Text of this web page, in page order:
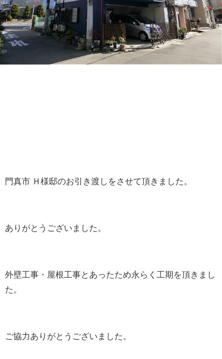
門真市 Ｈ様邸のお引き渡しをさせて頂きました。
ありがとうございました。
外壁工事・屋根工事とあったため永らく工期を頂きまし
た。
ご協力ありがとうございました。